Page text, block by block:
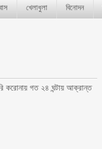
খেলাধুলা বিনোদন
করোনায় গত ২৪ ঘন্টায় আক্রান্ত